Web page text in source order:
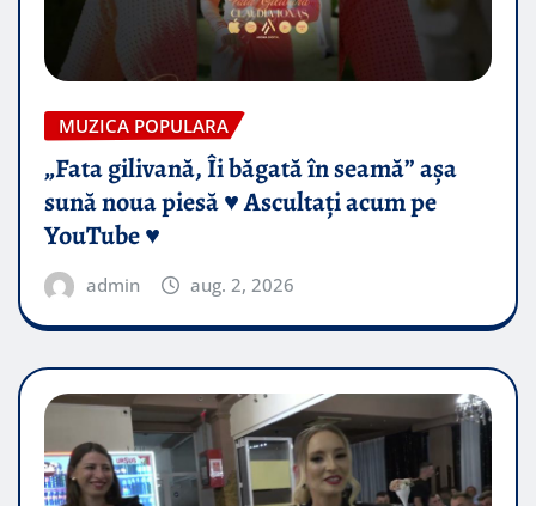
MUZICA POPULARA
„Fata gilivană, Îi băgată în seamă” așa
sună noua piesă ♥️ Ascultați acum pe
YouTube ♥️
admin aug. 2, 2026